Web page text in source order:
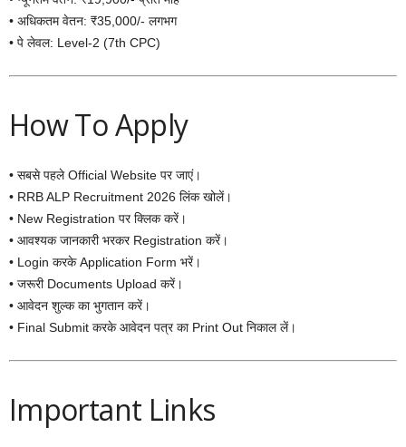
• अधिकतम वेतन: ₹35,000/- लगभग
• पे लेवल: Level-2 (7th CPC)
How To Apply
• सबसे पहले Official Website पर जाएं।
• RRB ALP Recruitment 2026 लिंक खोलें।
• New Registration पर क्लिक करें।
• आवश्यक जानकारी भरकर Registration करें।
• Login करके Application Form भरें।
• जरूरी Documents Upload करें।
• आवेदन शुल्क का भुगतान करें।
• Final Submit करके आवेदन पत्र का Print Out निकाल लें।
Important Links